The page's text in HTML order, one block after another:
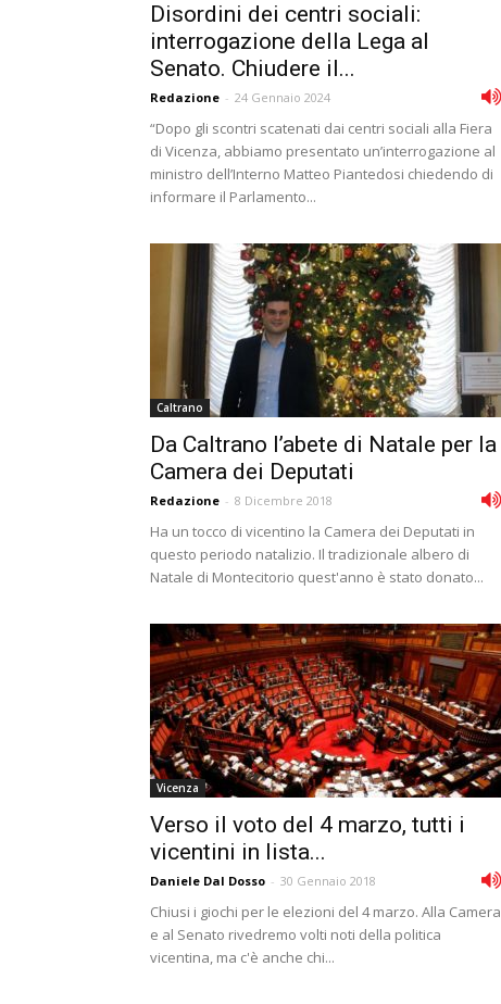
Disordini dei centri sociali:
interrogazione della Lega al
Senato. Chiudere il...
Redazione - 24 Gennaio 2024
“Dopo gli scontri scatenati dai centri sociali alla Fiera
di Vicenza, abbiamo presentato un’interrogazione al
ministro dell’Interno Matteo Piantedosi chiedendo di
informare il Parlamento...
Caltrano
Da Caltrano l’abete di Natale per la
Camera dei Deputati
Redazione - 8 Dicembre 2018
Ha un tocco di vicentino la Camera dei Deputati in
questo periodo natalizio. Il tradizionale albero di
Natale di Montecitorio quest'anno è stato donato...
Vicenza
Verso il voto del 4 marzo, tutti i
vicentini in lista...
Daniele Dal Dosso - 30 Gennaio 2018
Chiusi i giochi per le elezioni del 4 marzo. Alla Camera
e al Senato rivedremo volti noti della politica
vicentina, ma c'è anche chi...